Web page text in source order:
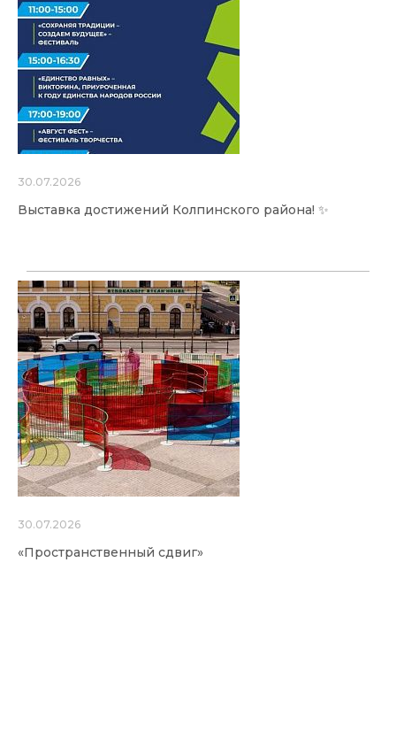
30.07.2026
Выставка достижений Колпинского района! ✨
30.07.2026
«Пространственный сдвиг»